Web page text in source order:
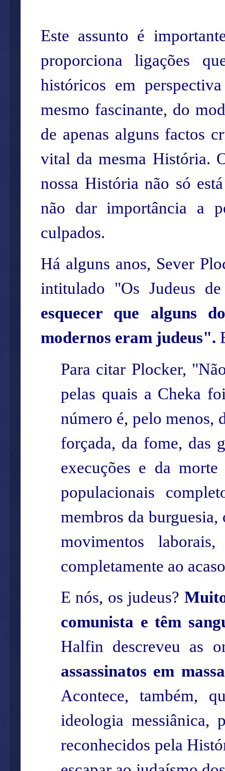
Este assunto é
proporciona ligações
históricos em
mesmo fascinante, do
de apenas alguns factos
vital da mesma História.
nossa História não só
não dar importância a
culpados.
Há alguns anos, Sever
intitulado "Os Judeus
esquecer que alguns
modernos eram judeus".
Para citar Plocker,
pelas quais a Cheka
número é, pelo menos,
forçada, da fome, das
execuções e da
populacionais
membros da
movimentos
completamente ao
E nós, os judeus?
comunista e têm
Halfin descreveu as
assassinatos em
Acontece, também,
ideologia messiânica,
reconhecidos pela